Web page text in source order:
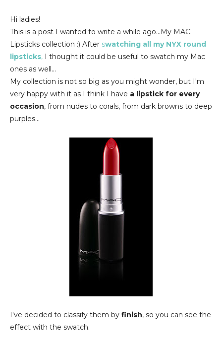
Hi ladies!
This is a post I wanted to write a while ago...My MAC
Lipsticks collection :) After swatching all my NYX round
lipsticks, I thought it could be useful to swatch my Mac
ones as well...
My collection is not so big as you might wonder, but I'm
very happy with it as I think I have a lipstick for every
occasion, from nudes to corals, from dark browns to deep
purples...
I've decided to classify them by finish, so you can see the
effect with the swatch.